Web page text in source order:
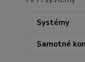
Systémy
Samotné